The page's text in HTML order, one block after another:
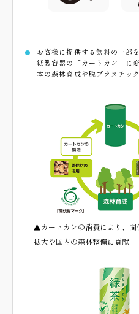
お客様に提供する飲料の一部
紙製容器の「カートカン」に
本の森林育成や脱プラスチッ
▲カートカンの消費により、間
拡大や国内の森林整備に貢献